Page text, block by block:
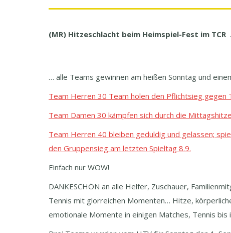
(MR) Hitzeschlacht beim Heimspiel-Fest im
… alle Teams gewinnen am heißen Sonntag und
Team Herren 30 Team holen den Pflichtsieg gegen
Team Damen 30 kämpfen sich durch die
Team Herren 40 bleiben geduldig und gelassen;
den Gruppensieg am letzten Spieltag 8.9.
Einfach nur WOW!
DANKESCHÖN an alle Helfer, Zuschauer,
Tennis mit glorreichen Momenten… Hitze,
emotionale Momente in einigen Matches, Tennis